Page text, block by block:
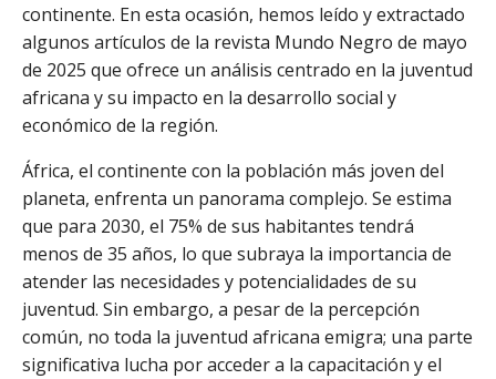
continente. En esta ocasión, hemos leído y extractado
algunos artículos de la revista Mundo Negro de mayo
de 2025 que ofrece un análisis centrado en la juventud
africana y su impacto en la desarrollo social y
económico de la región.
África, el continente con la población más joven del
planeta, enfrenta un panorama complejo. Se estima
que para 2030, el 75% de sus habitantes tendrá
menos de 35 años, lo que subraya la importancia de
atender las necesidades y potencialidades de su
juventud. Sin embargo, a pesar de la percepción
común, no toda la juventud africana emigra; una parte
significativa lucha por acceder a la capacitación y el